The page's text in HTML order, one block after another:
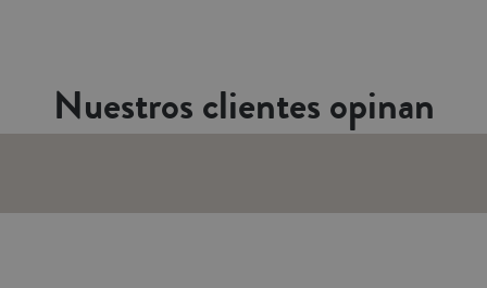
Nuestros clientes opinan